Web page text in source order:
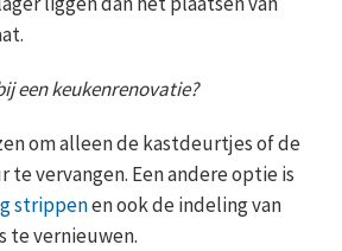
een keukenrenovatie?
om alleen de kastdeurtjes of de
vervangen. Een andere optie is
strippenen ook de indeling van
te vernieuwen.